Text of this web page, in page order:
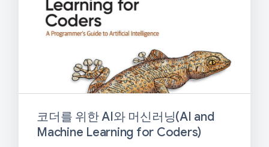
코더를 위한 AI와 머신러닝(AI and
Machine Learning for Coders)